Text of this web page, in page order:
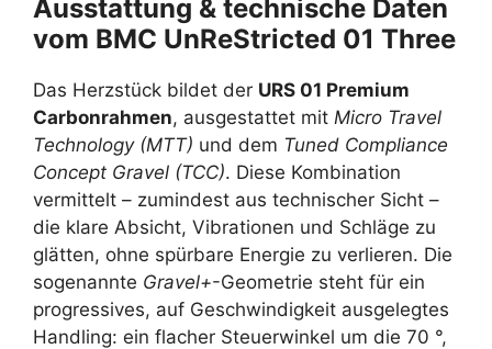
Ausstattung & technische Daten
vom BMC UnReStricted 01 Three
Das Herzstück bildet der URS 01 Premium
Carbonrahmen, ausgestattet mit Micro Travel
Technology (MTT) und dem Tuned Compliance
Concept Gravel (TCC). Diese Kombination
vermittelt – zumindest aus technischer Sicht –
die klare Absicht, Vibrationen und Schläge zu
glätten, ohne spürbare Energie zu verlieren. Die
sogenannte Gravel+-Geometrie steht für ein
progressives, auf Geschwindigkeit ausgelegtes
Handling: ein flacher Steuerwinkel um die 70 °,